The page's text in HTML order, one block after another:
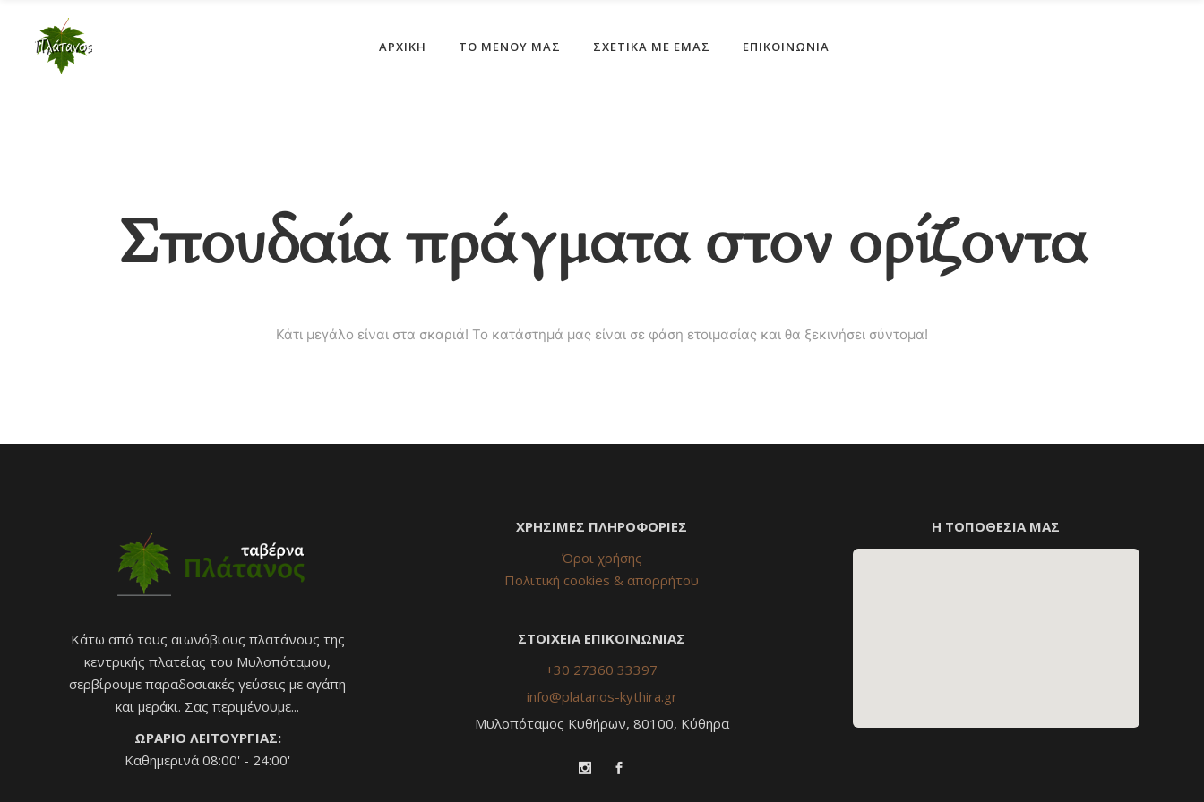
ΑΡΧΙΚΗ ΤΟ ΜΕΝΟΎ ΜΑΣ ΣΧΕΤΙΚΆ ΜΕ ΕΜΆΣ ΕΠΙΚΟΙΝΩΝΊΑ
Σπουδαία πράγματα στον ορίζοντα
Κάτι μεγάλο είναι στα σκαριά! Το κατάστημά μας είναι σε φάση ετοιμασίας και θα ξεκινήσει σύντομα!
Κάτω από τους αιωνόβιους πλατάνους της
κεντρικής πλατείας του Μυλοπόταμου,
σερβίρουμε παραδοσιακές γεύσεις με αγάπη
και μεράκι. Σας περιμένουμε...
ΩΡΑΡΙΟ ΛΕΙΤΟΥΡΓΙΑΣ:
Καθημερινά 08:00' - 24:00'
ΧΡΗΣΙΜΕΣ ΠΛΗΡΟΦΟΡΙΕΣ
Όροι χρήσης
Πολιτική cookies & απορρήτου
ΣΤΟΙΧΕΙΑ ΕΠΙΚΟΙΝΩΝΙΑΣ
+30 27360 33397
info@platanos-kythira.gr
Μυλοπόταμος Κυθήρων, 80100, Κύθηρα
Η ΤΟΠΟΘΕΣΙΑ ΜΑΣ